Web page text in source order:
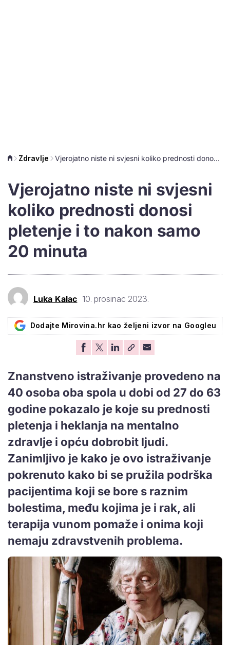
Zdravlje Vjerojatno niste ni svjesni koliko prednosti donosi pletenje i to nakon samo 20 minuta
Vjerojatno niste ni svjesni
koliko prednosti donosi
pletenje i to nakon samo
20 minuta
Luka Kalac 10. prosinac 2023.
Dodajte Mirovina.hr kao željeni izvor na Googleu
Znanstveno istraživanje provedeno na
40 osoba oba spola u dobi od 27 do 63
godine pokazalo je koje su prednosti
pletenja i heklanja na mentalno
zdravlje i opću dobrobit ljudi.
Zanimljivo je kako je ovo istraživanje
pokrenuto kako bi se pružila podrška
pacijentima koji se bore s raznim
bolestima, među kojima je i rak, ali
terapija vunom pomaže i onima koji
nemaju zdravstvenih problema.